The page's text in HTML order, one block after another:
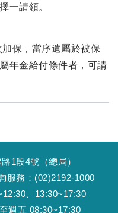
一請領。
保，當序遺屬於被保
年金給付條件者，可請
1段4號（總局）
服務：(02)2192-1000
、13:30~17:30
週五 08:30~17:30